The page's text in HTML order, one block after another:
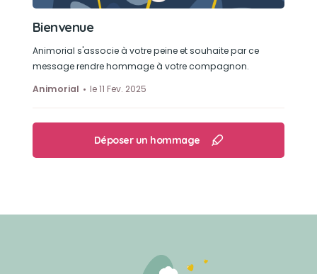
Bienvenue
Animorial s'associe à votre peine et souhaite par ce
message rendre hommage à votre compagnon.
Animorial
le 11 Fev. 2025
Déposer un hommage